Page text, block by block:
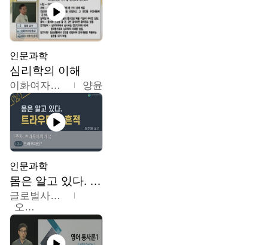
인문과학
심리학의 이해
이화여자대학교 양윤
인문과학
몸은 알고 있다. 트라우마의 흔적
글로벌사이버대학교
오주원